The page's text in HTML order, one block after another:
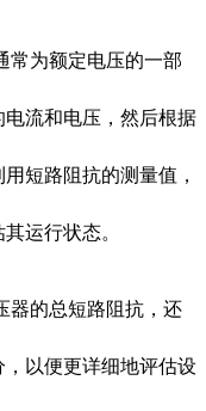
常为额定电压的一部
流和电压，然后根据
短路阻抗的测量值，
运行状态。
器的总短路阻抗，还
以便更详细地评估设